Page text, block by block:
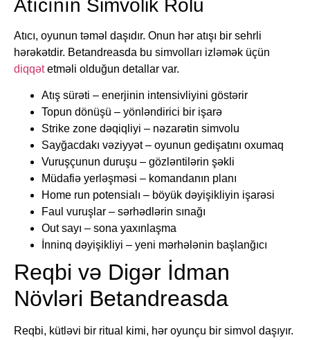
Atıcının Simvolik Rolu
Atıcı, oyunun təməl daşıdır. Onun hər atışı bir sehrli
hərəkətdir. Betandreasda bu simvolları izləmək üçün
diqqətetməli olduğun detallar var.
Atış sürəti – enerjinin intensivliyini göstərir
Topun dönüşü – yönləndirici bir işarə
Strike zone dəqiqliyi – nəzarətin simvolu
Sayğacdakı vəziyyət – oyunun gedişatını oxumaq
Vuruşçunun duruşu – gözləntilərin şəkli
Müdafiə yerləşməsi – komandanın planı
Home run potensialı – böyük dəyişikliyin işarəsi
Faul vuruşlar – sərhədlərin sınağı
Out sayı – sona yaxınlaşma
İnninq dəyişikliyi – yeni mərhələnin başlanğıcı
Reqbi və Digər İdman
Növləri Betandreasda
Reqbi, kütləvi bir ritual kimi, hər oyunçu bir simvol daşıyır.